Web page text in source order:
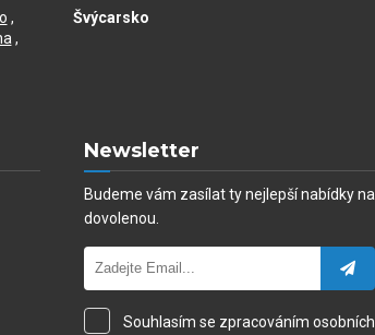
,
,
Švýcarsko
Newsletter
Budeme vám zasílat ty nejlepší nabídky na
dovolenou.
Souhlasím se zpracováním osobních